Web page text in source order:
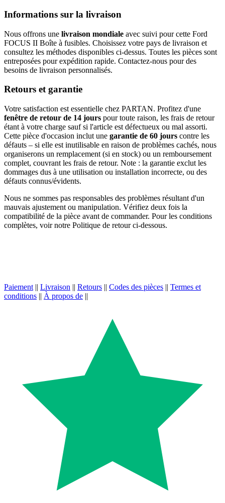
Informations sur la livraison
Nous offrons une livraison mondiale avec suivi pour cette Ford
FOCUS II Boîte à fusibles. Choisissez votre pays de livraison et
consultez les méthodes disponibles ci-dessus. Toutes les pièces sont
entreposées pour expédition rapide. Contactez-nous pour des
besoins de livraison personnalisés.
Retours et garantie
Votre satisfaction est essentielle chez PARTAN. Profitez d'une
fenêtre de retour de 14 jours pour toute raison, les frais de retour
étant à votre charge sauf si l'article est défectueux ou mal assorti.
Cette pièce d'occasion inclut une garantie de 60 jours contre les
défauts – si elle est inutilisable en raison de problèmes cachés, nous
organiserons un remplacement (si en stock) ou un remboursement
complet, couvrant les frais de retour. Note : la garantie exclut les
dommages dus à une utilisation ou installation incorrecte, ou des
défauts connus/évidents.
Nous ne sommes pas responsables des problèmes résultant d'un
mauvais ajustement ou manipulation. Vérifiez deux fois la
compatibilité de la pièce avant de commander. Pour les conditions
complètes, voir notre Politique de retour ci-dessous.
Paiement || Livraison || Retours || Codes des pièces || Termes et
conditions || À propos de ||